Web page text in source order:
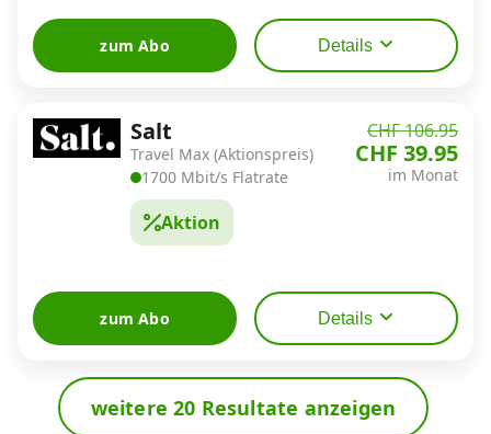
zum Abo Details
Salt
Travel Max (Aktionspreis)
1700 Mbit/s Flatrate
Aktion
CHF 106.95
CHF 39.95
im Monat
zum Abo Details
weitere 20 Resultate anzeigen